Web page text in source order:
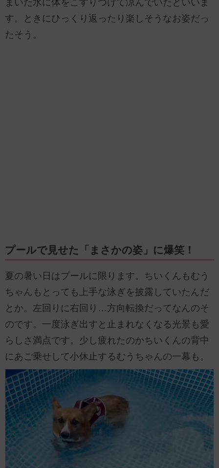
まいた水に体をこすりつけて涼んでいたといいま
す。ときにひっくり返ったり楽しそうなお姿だっ
たそう。
プールで見せた「まさかの姿」に爆笑！
夏の暑い日はプールに限ります。ちいくんもむう
ちゃんもとっても上手な泳ぎを披露していたんだ
とか。左回りに右回り…方向転換だってなんのそ
のです。一度泳ぎ出すと止まれなくなる光景も愛
らしさ満点です。少し疲れたのかちいくんの背中
にあご乗せして小休止するむうちゃんの一幕も。